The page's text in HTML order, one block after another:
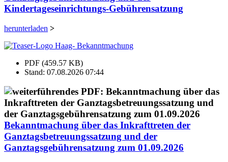
Kindertageseinrichtungs-Gebührensatzung
herunterladen >
PDF (459.57 KB)
Stand: 07.08.2026 07:44
Bekanntmachung über das Inkrafttreten der
Ganztagsbetreuungssatzung und der
Ganztagsgebührensatzung zum 01.09.2026